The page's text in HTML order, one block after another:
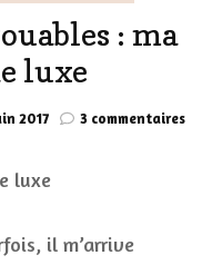
: ma
luxe
2017 3 commentairessur
il m’arrive